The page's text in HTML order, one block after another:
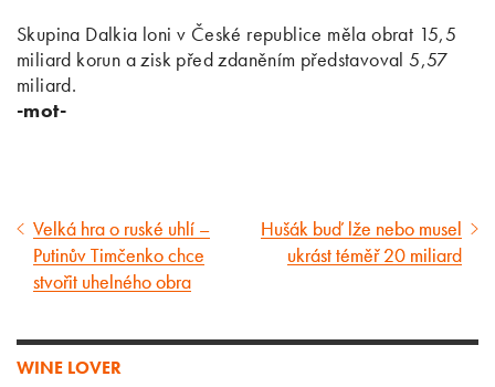
Skupina Dalkia loni v České republice měla obrat 15,5
miliard korun a zisk před zdaněním představoval 5,57
miliard.
-mot-
Předcházející
článek
Velká hra o ruské uhlí –
Putinův Timčenko chce
stvořit uhelného obra
Následující
článek
Hušák buď lže nebo musel
ukrást téměř 20 miliard
WINE LOVER